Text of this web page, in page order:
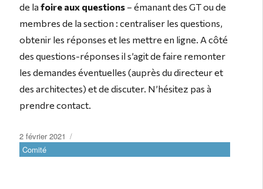
de la foire aux questions– émanant des GT ou de
membres de la section : centraliser les questions,
obtenir les réponses et les mettre en ligne. A côté
des questions-réponses il s’agit de faire remonter
les demandes éventuelles (auprès du directeur et
des architectes) et de discuter. N’hésitez pas à
prendre contact.
Publié
le
2 février 2021
Comité